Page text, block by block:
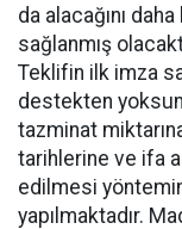
da alacağını
sağlanmış
Teklifin ilk imza
destekten
tazminat
tarihlerine ve ifa
edilmesi
yapılmaktadır.